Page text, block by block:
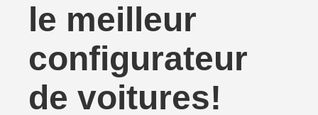
le meilleur
configurateur
de voitures!